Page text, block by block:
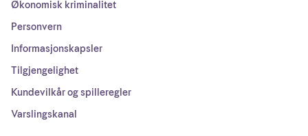
Økonomisk kriminalitet
Personvern
Informasjonskapsler
Tilgjengelighet
Kundevilkår og spilleregler
Varslingskanal